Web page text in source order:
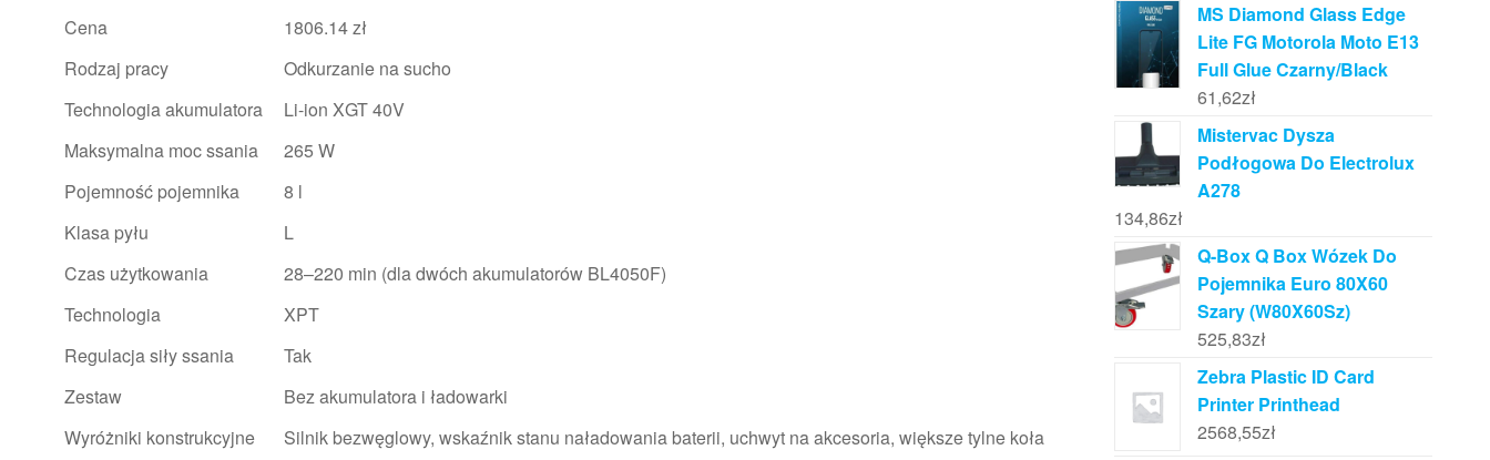
Cena
1806.14 zł
Rodzaj pracy
Odkurzanie na sucho
Technologia akumulatora
Li-ion XGT 40V
Maksymalna moc ssania
265 W
Pojemność pojemnika
8 l
Klasa pyłu
L
Czas użytkowania
28–220 min (dla dwóch akumulatorów BL4050F)
Technologia
XPT
Regulacja siły ssania
Tak
Zestaw
Bez akumulatora i ładowarki
Wyróżniki konstrukcyjne
Silnik bezwęglowy, wskaźnik stanu naładowania baterii, uchwyt na akcesoria, większe tylne koła
MS Diamond Glass Edge
Lite FG Motorola Moto E13
Full Glue Czarny/Black
61,62zł
Mistervac Dysza
Podłogowa Do Electrolux
A278
134,86zł
Q-Box Q Box Wózek Do
Pojemnika Euro 80X60
Szary (W80X60Sz)
525,83zł
Zebra Plastic ID Card
Printer Printhead
2568,55zł